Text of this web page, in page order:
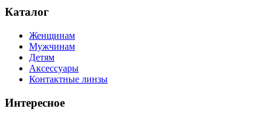
Каталог
Женщинам
Мужчинам
Детям
Аксессуары
Контактные линзы
Интересное